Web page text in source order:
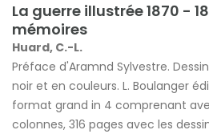
La guerre illustrée 1870 -
mémoires
Huard, C.-L.
Préface d'Aramnd Sylvestre.
noir et en couleurs. L. Boulanger
format grand in 4 comprenant
colonnes, 316 pages avec les